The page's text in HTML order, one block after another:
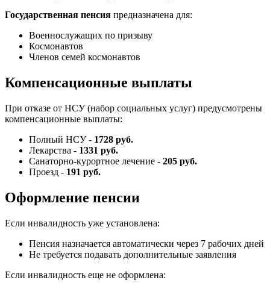
Государственная пенсия предназначена для:
Военнослужащих по призыву
Космонавтов
Членов семей космонавтов
Компенсационные выплаты
При отказе от НСУ (набор социальных услуг) предусмотрены
компенсационные выплаты:
Полный НСУ - 1728 руб.
Лекарства - 1331 руб.
Санаторно-курортное лечение - 205 руб.
Проезд - 191 руб.
Оформление пенсии
Если инвалидность уже установлена:
Пенсия назначается автоматически через 7 рабочих дней
Не требуется подавать дополнительные заявления
Если инвалидность еще не оформлена: